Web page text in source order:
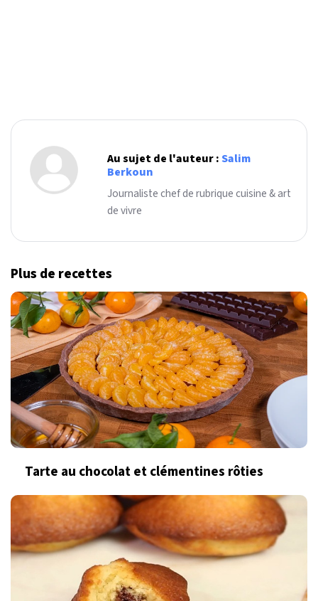
Au sujet de l'auteur :Salim
Berkoun
Journaliste chef de rubrique cuisine & art
de vivre
Plus de recettes
Tarte au chocolat et clémentines rôties